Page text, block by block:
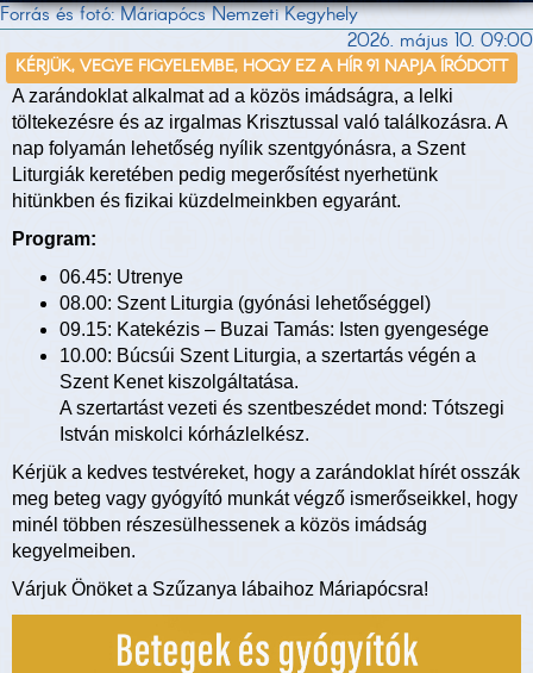
Forrás és fotó: Máriapócs Nemzeti Kegyhely
2026. május 10. 09:00
KÉRJÜK, VEGYE FIGYELEMBE, HOGY EZ A HÍR 91 NAPJA ÍRÓDOTT
A zarándoklat alkalmat ad a közös imádságra, a lelki
töltekezésre és az irgalmas Krisztussal való találkozásra. A
nap folyamán lehetőség nyílik szentgyónásra, a Szent
Liturgiák keretében pedig megerősítést nyerhetünk
hitünkben és fizikai küzdelmeinkben egyaránt.
Program:
06.45: Utrenye
08.00: Szent Liturgia (gyónási lehetőséggel)
09.15: Katekézis – Buzai Tamás: Isten gyengesége
10.00: Búcsúi Szent Liturgia, a szertartás végén a
Szent Kenet kiszolgáltatása.
A szertartást vezeti és szentbeszédet mond: Tótszegi
István miskolci kórházlelkész.
Kérjük a kedves testvéreket, hogy a zarándoklat hírét osszák
meg beteg vagy gyógyító munkát végző ismerőseikkel, hogy
minél többen részesülhessenek a közös imádság
kegyelmeiben.
Várjuk Önöket a Szűzanya lábaihoz Máriapócsra!